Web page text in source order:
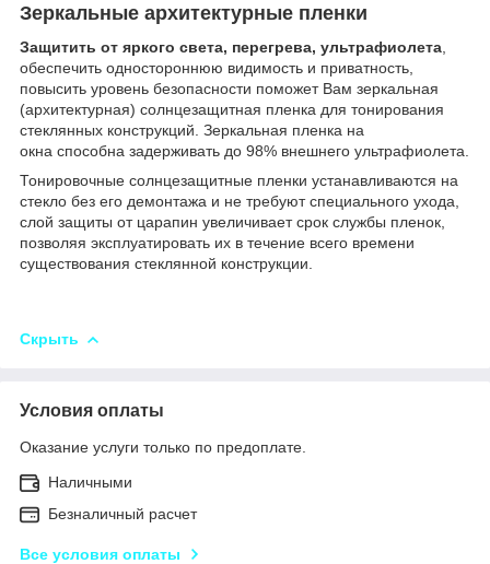
Зеркальные архитектурные пленки
Защитить от яркого света, перегрева, ультрафиолета
обеспечить одностороннюю видимость и приватность,
повысить уровень безопасности поможет Вам зеркальная
(архитектурная) солнцезащитная пленка для тонирования
стеклянных конструкций. Зеркальная пленка на
окна способна задерживать до 98% внешнего ультрафиолета.
Тонировочные солнцезащитные пленки устанавливаются на
стекло без его демонтажа и не требуют специального ухода,
слой защиты от царапин увеличивает срок службы пленок,
позволяя эксплуатировать их в течение всего времени
существования стеклянной конструкции.
Скрыть
Условия оплаты
Оказание услуги только по предоплате.
Наличными
Безналичный расчет
Все условия оплаты